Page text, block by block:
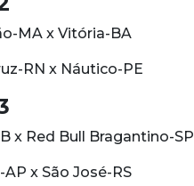
MA x Vitória-BA
RN x Náutico-PE
x Red Bull Bragantino-SP
x São José-RS